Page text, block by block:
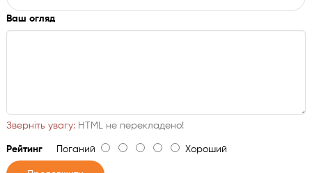
збереження температури.
Ваш огляд
Зверніть увагу:HTML не перекладено!
РейтингПоганий Хороший